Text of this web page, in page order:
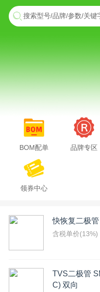
搜索型号/品牌/参数/关键
BOM配单 品牌专区
领券中心
快恢复二极
含税单价(13%)
TVS二极管
C) 双向